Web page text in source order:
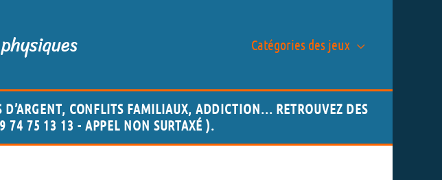
Catégories des jeux
D’ARGENT, CONFLITS FAMILIAUX, ADDICTION... RETROUVEZ DES
74 75 13 13 - APPEL NON SURTAXÉ ).